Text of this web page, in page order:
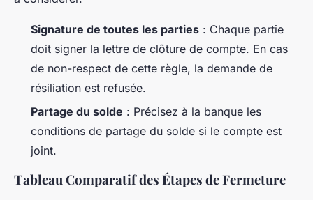
Signature de toutes les parties : Chaque partie
doit signer la lettre de clôture de compte. En cas
de non-respect de cette règle, la demande de
résiliation est refusée.
Partage du solde : Précisez à la banque les
conditions de partage du solde si le compte est
joint.
Tableau Comparatif des Étapes de Fermeture